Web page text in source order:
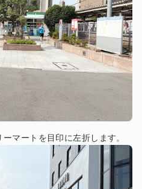
マートを目印に左折します。